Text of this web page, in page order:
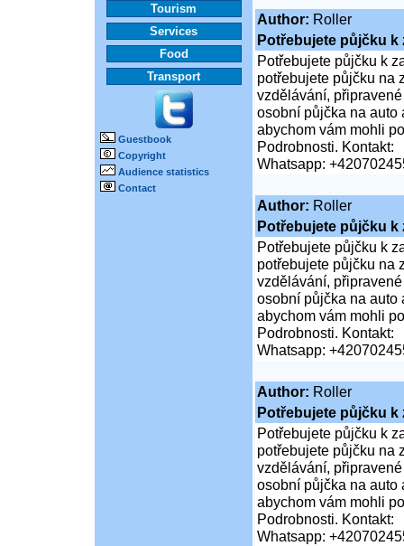
Tourism
Services
Food
Transport
Guestbook
Copyright
Audience statistics
Contact
Author: Roller
Potřebujete půjčku
Potřebujete půjčku k
potřebujete půjčku na
vzdělávání,
osobní půjčka na auto
abychom vám mohli
Podrobnosti. Kontakt:
Whatsapp:
Author: Roller
Potřebujete půjčku
Potřebujete půjčku k
potřebujete půjčku na
vzdělávání,
osobní půjčka na auto
abychom vám mohli
Podrobnosti. Kontakt:
Whatsapp:
Author: Roller
Potřebujete půjčku
Potřebujete půjčku k
potřebujete půjčku na
vzdělávání,
osobní půjčka na auto
abychom vám mohli
Podrobnosti. Kontakt:
Whatsapp: